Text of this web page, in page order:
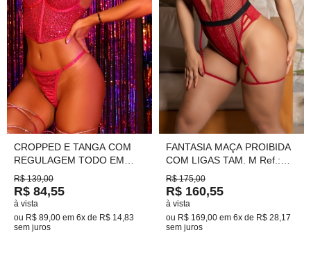
CROPPED E TANGA COM
REGULAGEM TODO EM
PAETÊ Ref.: 803
R$ 139,00
R$ 84,55
à vista
ou R$ 89,00 em 6x de R$ 14,83
sem juros
FANTASIA MAÇA PROIBIDA
COM LIGAS TAM. M Ref.:
02618
R$ 175,00
R$ 160,55
à vista
ou R$ 169,00 em 6x de R$ 28,17
sem juros